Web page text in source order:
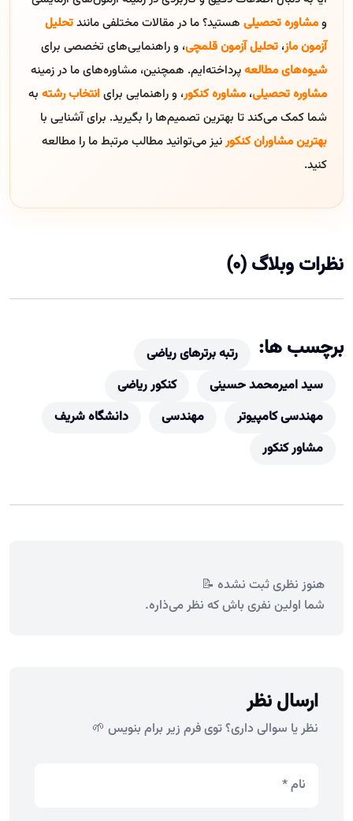
ومشاوره تحصیلی هستید؟ ما در مقالات مختلفی مانندتحلیل
آزمون ماز، تحلیل آزمون قلمچی، و راهنمایی‌های تخصصی برای
شیوه‌های مطالعهپرداخته‌ایم. همچنین، مشاوره‌های ما در زمینه
مشاوره تحصیلی، مشاوره کنکور، و راهنمایی برایانتخاب رشته به
شما کمک می‌کند تا بهترین تصمیم‌ها را بگیرید. برای آشنایی با
بهترین مشاوران کنکورنیز می‌توانید مطالب مرتبط ما را مطالعه
کنید.
نظرات وبلاگ (0)
برچسب ها:
رتبه برترهای ریاضی
سید امیرمحمد حسینی
کنکور ریاضی
مهندسی کامپیوتر
مهندسی
دانشگاه شریف
مشاور کنکور
هنوز نظری ثبت نشده 📝
شما اولین نفری باش که نظر می‌ذاره.
ارسال نظر
نظر یا سوالی داری؟ توی فرم زیر برام بنویس 🌱